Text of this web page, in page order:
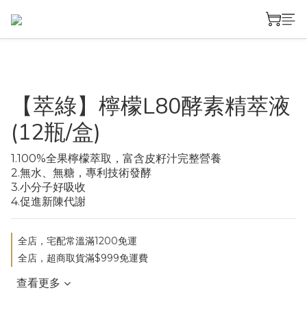
【萃綠】檸檬L80酵素精萃液
(12瓶/盒)
1.100%全果檸檬萃取，富含皮籽汁完整營養
2.無水、無糖，專利技術發酵
3.小分子好吸收
4.促進新陳代謝
全店，宅配常溫滿1200免運
全店，超商取貨滿$999免運費
查看更多